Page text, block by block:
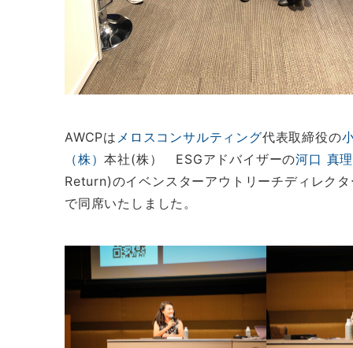
AWCPは メロスコンサルティング代表取締役の
（株）本社(株） ESGアドバイザーの河口 真
Return)のイベンスターアウトリーチディレク
で同席いたしました。